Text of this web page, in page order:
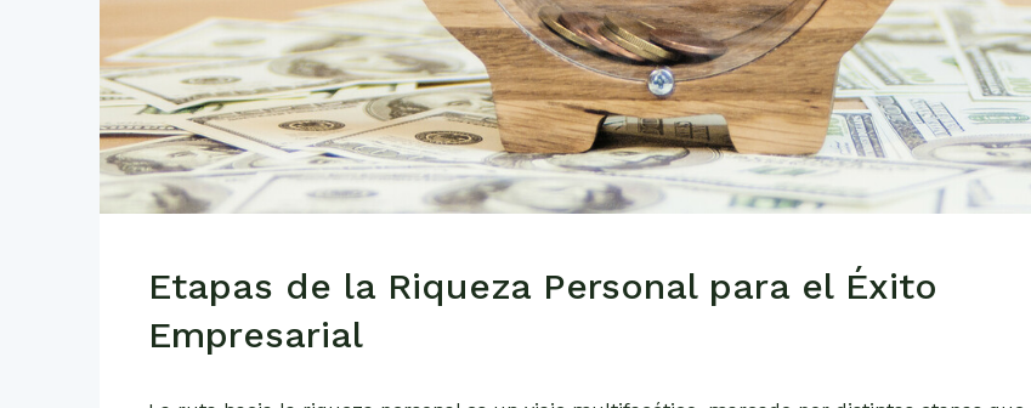
Etapas de la Riqueza Personal para el Éxito
Empresarial